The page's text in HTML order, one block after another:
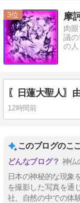
3 摩
肉
議
の
12時間前
このブログのこ
神仏
日本の神秘的な現象
を撮影した写真を通
社、自然の中での体